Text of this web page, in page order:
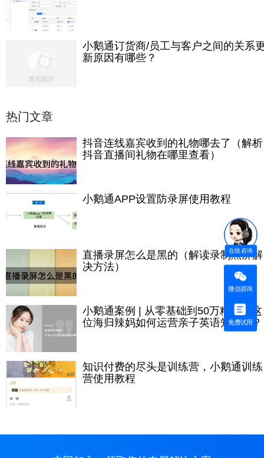
小鹅通订货商/员工与客户之间的关系
新原因有哪些？
热门文章
抖音连线嘉宾收到的礼物哪去了（解析
抖音直播间礼物在哪里查看）
小鹅通APP设置防录屏使用教程
直播录屏怎么是黑的（解读录制黑屏解
决方法）
小鹅通案例 | 从零基础到50万粉丝，这
位海归辣妈如何运营亲子英语知识IP？
知识付费的尽头是训练营，小鹅通训练
营使用教程
在线咨询
微信咨询
免费试用